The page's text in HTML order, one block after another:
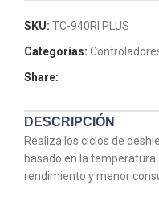
SKU: TC-940RI PLUS
Categorías:
Share:
DESCRIPCIÓN
Realiza los ciclos de
basado en la
rendimiento y menor